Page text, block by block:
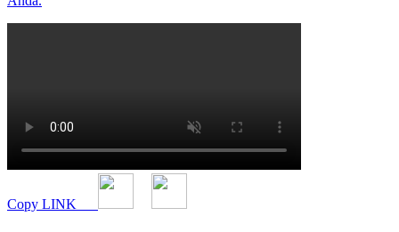
Copy LINK